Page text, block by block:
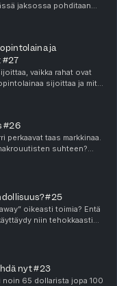
jaksossa pohditaan
voiko pienillä summilla
ja
#27
vaikka rahat ovat
sijoittaa ja mitä
sijoittajat -
#26
perkaavat taas markkinaa.
suhteen?
mitä ihmettä
#25
oikeasti toimia? Entä
niin tehokkaasti
jaksossa pureudutaan
nyt #23
65 dollarista jopa 100